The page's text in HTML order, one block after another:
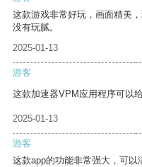
这款游戏非常好玩，画面精美
没有玩腻。
2025-01-13
游客
这款加速器VPM应用程序可以
2025-01-13
游客
这款app的功能非常强大，可